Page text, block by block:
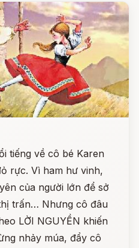
tiếng về cô bé Karen
rực. Vì ham hư vinh,
của người lớn để sở
trấn… Nhưng cô đâu
LỜI NGUYỀN khiến
nhảy múa, đẩy cô